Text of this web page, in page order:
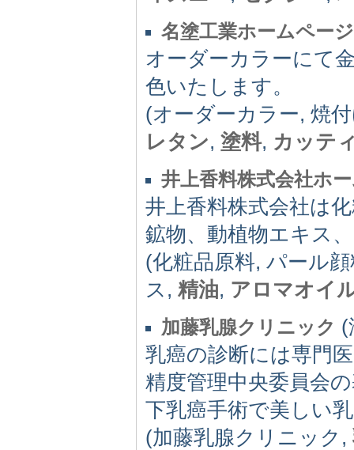
名塗工業ホームページ
オーダーカラーにて
色いたします。
(オーダーカラー, 焼
レタン, 塗料, カッテ
井上香料株式会社ホ
井上香料株式会社は
鉱物、動植物エキス
(化粧品原料, パール
ス, 精油, アロマオイ
加藤乳腺クリニック (
乳癌の診断には専門
精度管理中央委員会
下乳癌手術で美しい
(加藤乳腺クリニック,